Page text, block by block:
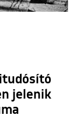
jelenik